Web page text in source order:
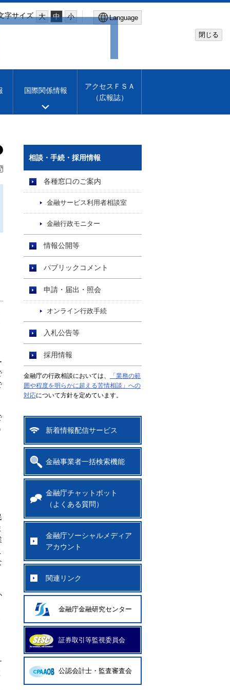
字サイズ 大 中 小 Language
Machine translation
閉じる
国際関係情報
アクセスＦＳＡ
（広報誌）
相談・手続・採用情報
各種窓口のご案内
金融サービス利用者相談室
金融行政モニター
情報公開等
パブリックコメント
申請・届出・照会
オンライン行政手続
入札公告等
採用情報
金融庁の行政相談においては、
「業務の範
囲や程度を明らかに超える苦情相談」への
対応について方針を定めています。
新着情報配信サービス
金融事業者一括検索機能
金融庁チャットボット
（よくある質問）
金融庁ソーシャルメディア
アカウント
関連リンク
金融庁金融研究センター
証券取引等監視委員会
公認会計士・監査審査会